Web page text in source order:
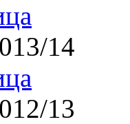
14
13